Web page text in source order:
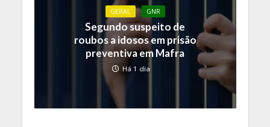
GERAL GNR
Segundo suspeito de
roubos a idosos em prisão
preventiva em Mafra
Há 1 dia